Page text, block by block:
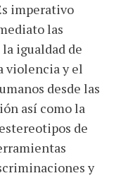
imperativo
las
igualdad de
violencia y el
desde las
así como la
de
y